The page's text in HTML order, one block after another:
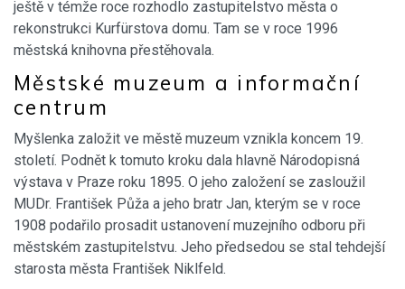
ještě v témže roce rozhodlo zastupitelstvo města o
rekonstrukci Kurfürstova domu. Tam se v roce 1996
městská knihovna přestěhovala.
Městské muzeum a informační
centrum
Myšlenka založit ve městě muzeum vznikla koncem 19.
století. Podnět k tomuto kroku dala hlavně Národopisná
výstava v Praze roku 1895. O jeho založení se zasloužil
MUDr. František Půža a jeho bratr Jan, kterým se v roce
1908 podařilo prosadit ustanovení muzejního odboru při
městském zastupitelstvu. Jeho předsedou se stal tehdejší
starosta města František Niklfeld.